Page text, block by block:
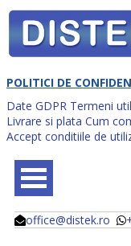
POLITICI DE
Date GDPR Termeni
Livrare si plata Cum
Accept conditiile de
office@distek.ro
@